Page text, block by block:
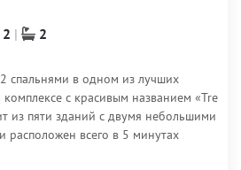
2
2
спальнями в одном из лучших
с красивым названием «Tre
из пяти зданий с двумя небольшими
расположен всего в 5 минутах